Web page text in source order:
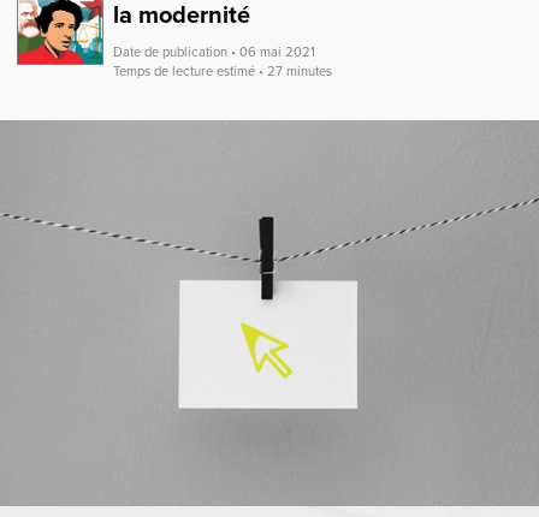
la modernité
Date de publication • 06 mai 2021
Temps de lecture estimé • 27 minutes